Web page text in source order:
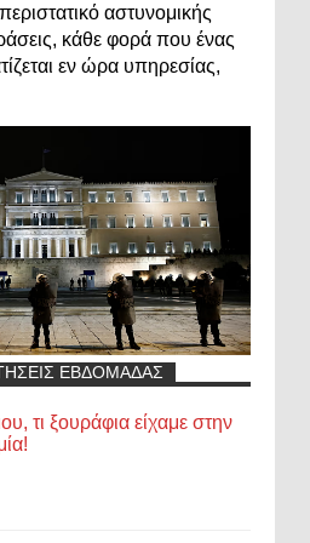
αστυνομικής
κάθε φορά που ένας
εν ώρα υπηρεσίας,
ΕΒΔΟΜΑΔΑΣ
τι ξουράφια είχαμε στην